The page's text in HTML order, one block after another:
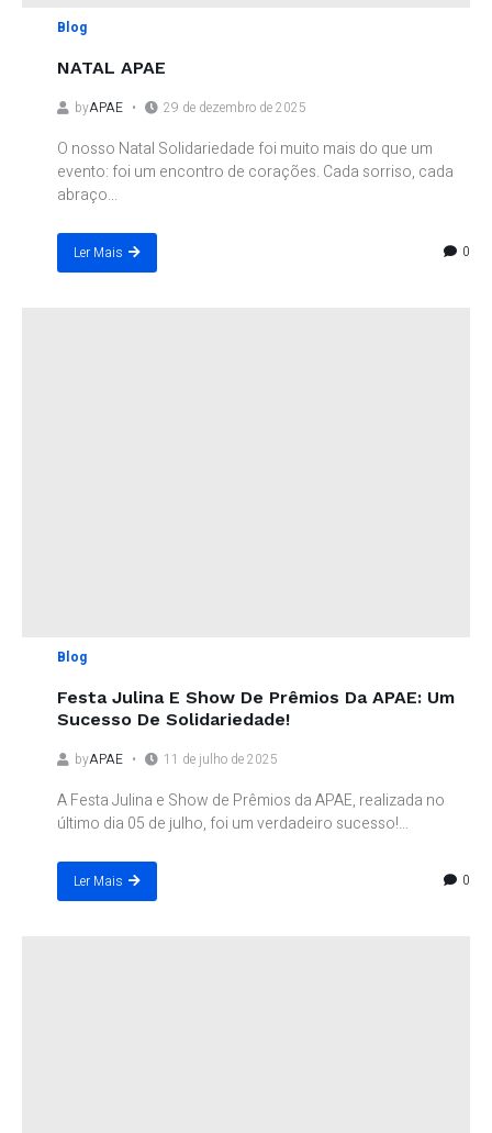
Blog
NATAL APAE
byAPAE 29 de dezembro de 2025
O nosso Natal Solidariedade foi muito mais do que um
evento: foi um encontro de corações. Cada sorriso, cada
abraço...
Ler Mais 0
Blog
Festa Julina E Show De Prêmios Da APAE: Um
Sucesso De Solidariedade!
byAPAE 11 de julho de 2025
A Festa Julina e Show de Prêmios da APAE, realizada no
último dia 05 de julho, foi um verdadeiro sucesso!...
Ler Mais 0